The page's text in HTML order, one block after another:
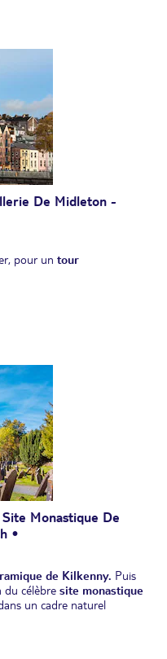
Muckross
De Midleton -
pour un tour
en traversant des
Monastique De
•
de Kilkenny. Puis
du célèbre site monastique
un cadre naturel
haut ainsi que les ruines